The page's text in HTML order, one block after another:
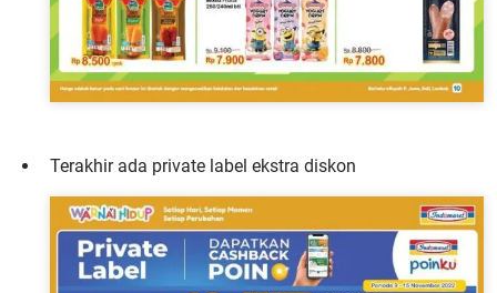
Terakhir ada private label ekstra diskon